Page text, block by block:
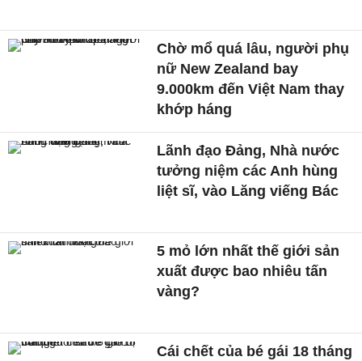
Chờ mổ quá lâu, người phụ
nữ New Zealand bay
9.000km đến Việt Nam thay
khớp háng
Lãnh đạo Đảng, Nhà nước
tưởng niệm các Anh hùng
liệt sĩ, vào Lăng viếng Bác
5 mỏ lớn nhất thế giới sản
xuất được bao nhiêu tấn
vàng?
Cái chết của bé gái 18 tháng